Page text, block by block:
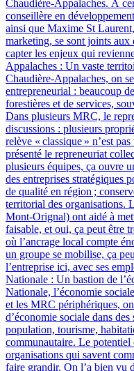
Chaudière-Appalaches. À
conseillère en
ainsi que Maxime St
marketing, se sont joints aux
capter les enjeux qui
Appalaches : Un vaste
Chaudière-Appalaches, on
entrepreneurial : beaucoup
forestières et de services,
Dans plusieurs MRC, le
discussions : plusieurs
relève « classique » n’est
présenté le repreneuriat
plusieurs équipes, ça ouvre
des entreprises stratégiques
de qualité en région ;
territorial des organisations.
Mont-Orignal) ont aidé à
faisable, et oui, ça peut être
où l’ancrage local compte
un groupe se mobilise, ça
l’entreprise ici, avec ses
Nationale : Un bastion de
Nationale, l’économie
et les MRC périphériques,
d’économie sociale dans
population, tourisme,
communautaire. Le potentiel
organisations qui savent
faire grandir. On l’a bien vu